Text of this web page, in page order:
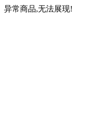
异常商品,无法展现!